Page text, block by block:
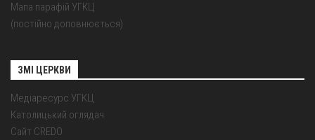
Мапа парафій УГКЦ
(постійно доповнюється)
ЗМІ ЦЕРКВИ
Медіаресурс УГКЦ
Католицький оглядач
Сайт CREDO